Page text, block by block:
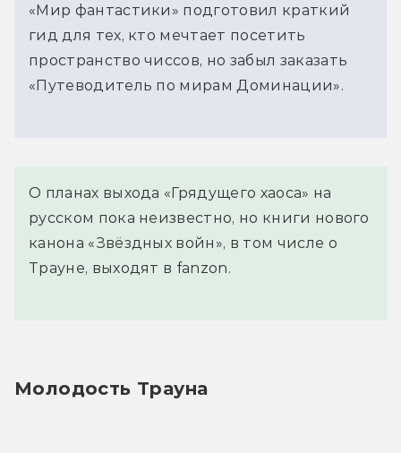
«Мир фантастики» подготовил краткий
гид для тех, кто мечтает посетить
пространство чиссов, но забыл заказать
«Путеводитель по мирам Доминации».
О планах выхода «Грядущего хаоса» на
русском пока неизвестно, но книги нового
канона «Звёздных войн», в том числе о
Трауне, выходят в fanzon.
Молодость Трауна